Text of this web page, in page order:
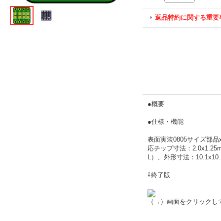
返品特約に関する重要
●概要
●仕様・機能
表面実装0805サイズ部
応チップ寸法：
L）、外形寸法：
⇩終了版
（→）画面をクリックし